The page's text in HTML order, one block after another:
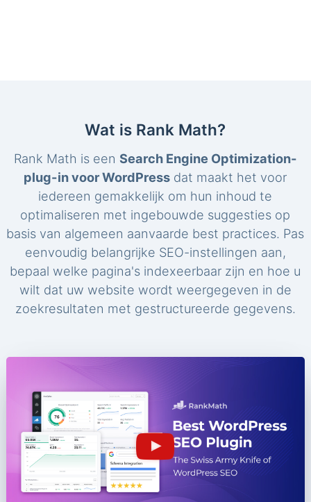
Wat is Rank Math?
Rank Math is een Search Engine Optimization-
plug-in voor WordPress dat maakt het voor
iedereen gemakkelijk om hun inhoud te
optimaliseren met ingebouwde suggesties op
basis van algemeen aanvaarde best practices. Pas
eenvoudig belangrijke SEO-instellingen aan,
bepaal welke pagina's indexeerbaar zijn en hoe u
wilt dat uw website wordt weergegeven in de
zoekresultaten met gestructureerde gegevens.